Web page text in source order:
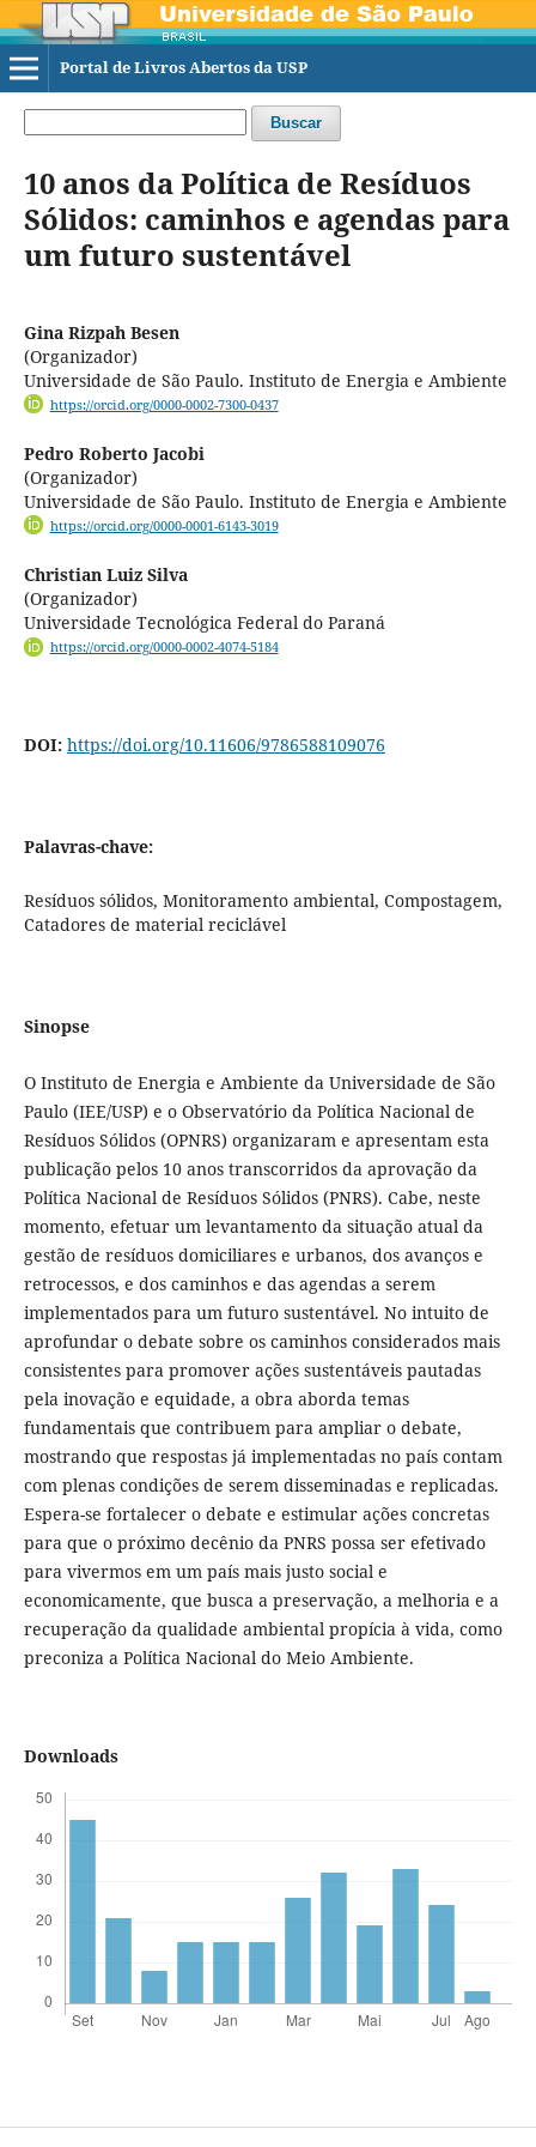
Portal de Livros Abertos da USP
Buscar
10 anos da Política de Resíduos
Sólidos: caminhos e agendas para
um futuro sustentável
Gina Rizpah Besen
(Organizador)
Universidade de São Paulo. Instituto de Energia e Ambiente
https://orcid.org/0000-0002-7300-0437
Pedro Roberto Jacobi
(Organizador)
Universidade de São Paulo. Instituto de Energia e Ambiente
https://orcid.org/0000-0001-6143-3019
Christian Luiz Silva
(Organizador)
Universidade Tecnológica Federal do Paraná
https://orcid.org/0000-0002-4074-5184
DOI: https://doi.org/10.11606/9786588109076
Palavras-chave:
Resíduos sólidos, Monitoramento ambiental, Compostagem,
Catadores de material reciclável
Sinopse
O Instituto de Energia e Ambiente da Universidade de São
Paulo (IEE/USP) e o Observatório da Política Nacional de
Resíduos Sólidos (OPNRS) organizaram e apresentam esta
publicação pelos 10 anos transcorridos da aprovação da
Política Nacional de Resíduos Sólidos (PNRS). Cabe, neste
momento, efetuar um levantamento da situação atual da
gestão de resíduos domiciliares e urbanos, dos avanços e
retrocessos, e dos caminhos e das agendas a serem
implementados para um futuro sustentável. No intuito de
aprofundar o debate sobre os caminhos considerados mais
consistentes para promover ações sustentáveis pautadas
pela inovação e equidade, a obra aborda temas
fundamentais que contribuem para ampliar o debate,
mostrando que respostas já implementadas no país contam
com plenas condições de serem disseminadas e replicadas.
Espera-se fortalecer o debate e estimular ações concretas
para que o próximo decênio da PNRS possa ser efetivado
para vivermos em um país mais justo social e
economicamente, que busca a preservação, a melhoria e a
recuperação da qualidade ambiental propícia à vida, como
preconiza a Política Nacional do Meio Ambiente.
Downloads